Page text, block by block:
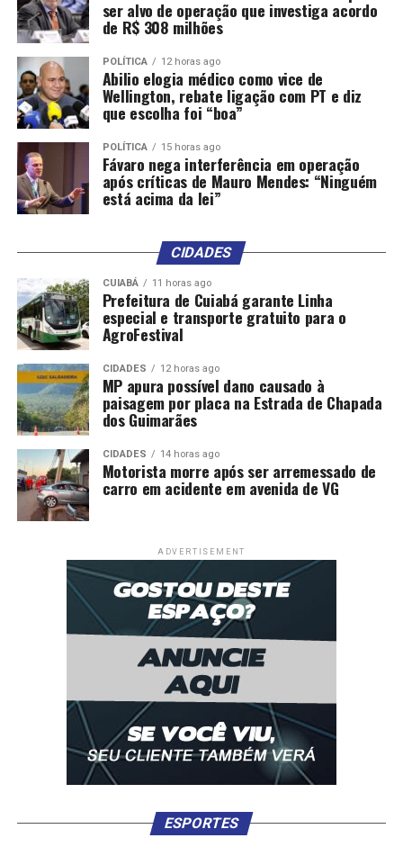
ser alvo de operação que investiga acordo
de R$ 308 milhões
POLÍTICA 12 horas ago
Abilio elogia médico como vice de
Wellington, rebate ligação com PT e diz
que escolha foi “boa”
POLÍTICA 15 horas ago
Fávaro nega interferência em operação
após críticas de Mauro Mendes: “Ninguém
está acima da lei”
CIDADES
CUIABÁ 11 horas ago
Prefeitura de Cuiabá garante Linha
especial e transporte gratuito para o
AgroFestival
CIDADES 12 horas ago
MP apura possível dano causado à
paisagem por placa na Estrada de Chapada
dos Guimarães
CIDADES 14 horas ago
Motorista morre após ser arremessado de
carro em acidente em avenida de VG
ADVERTISEMENT
ESPORTES